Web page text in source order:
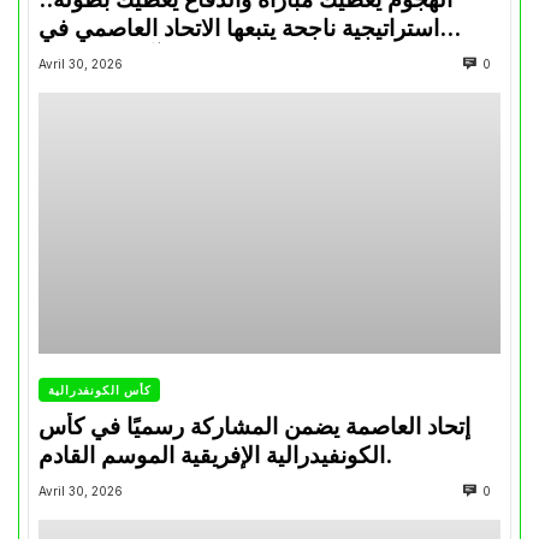
استراتيجية ناجحة يتبعها الاتحاد العاصمي في
تتويجاته آخر السنوات
Avril 30, 2026 0
كأس الكونفدرالية
إتحاد العاصمة يضمن المشاركة رسميًا في كأس
الكونفيدرالية الإفريقية الموسم القادم.
Avril 30, 2026 0